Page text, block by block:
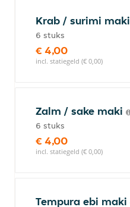
Krab / surimi maki
6 stuks
€ 4,00
incl. statiegeld (€ 0,00)
Zalm / sake maki
6 stuks
€ 4,00
incl. statiegeld (€ 0,00)
Tempura ebi maki